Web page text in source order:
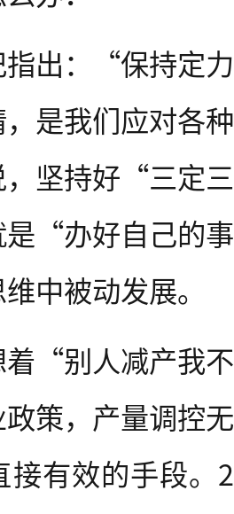
指出：“保持定
，是我们应对各
，坚持好“三定
是“办好自己的
中被动发展。
着“别人减产我
策，产量调控
接有效的手段。